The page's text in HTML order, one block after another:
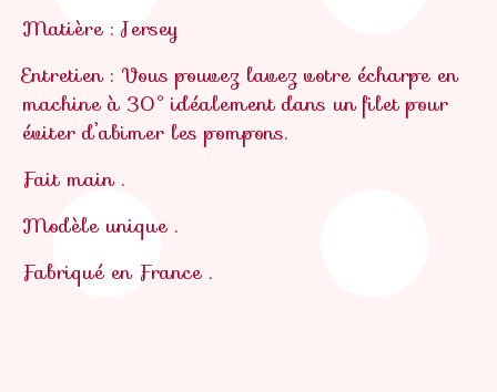
Matière : Jersey
Entretien : Vous pouvez lavez votre écharpe en
machine à 30° idéalement dans un filet pour
éviter d’abimer les pompons.
Fait main .
Modèle unique .
Fabriqué en France .